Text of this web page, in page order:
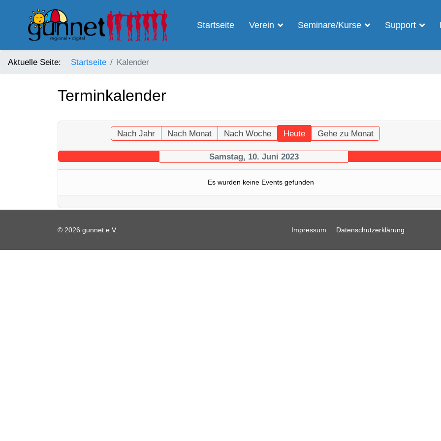
Startseite Verein Seminare/Kurse Support
Aktuelle Seite: Startseite Kalender
Terminkalender
Nach Jahr Nach Monat Nach Woche Heute Gehe zu Monat
Samstag, 10. Juni 2023
Es wurden keine Events gefunden
© 2026 gunnet e.V. Impressum Datenschutzerklärung